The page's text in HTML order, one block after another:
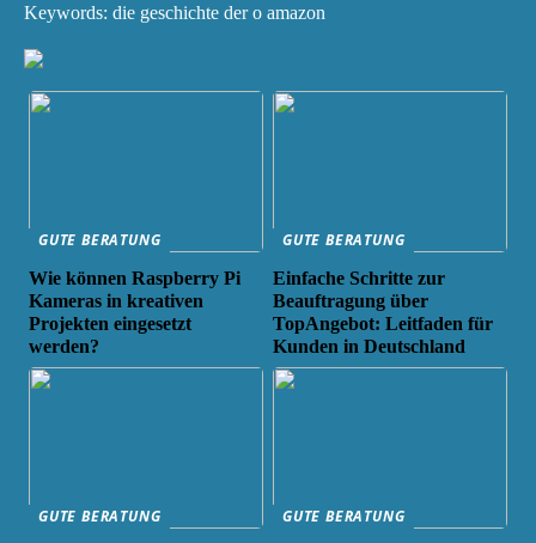
Keywords: die geschichte der o amazon
GUTE BERATUNG
Wie können Raspberry Pi
Kameras in kreativen
Projekten eingesetzt
werden?
GUTE BERATUNG
Einfache Schritte zur
Beauftragung über
TopAngebot: Leitfaden für
Kunden in Deutschland
GUTE BERATUNG
GUTE BERATUNG